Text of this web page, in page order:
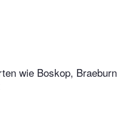
wie Boskop, Braeburn